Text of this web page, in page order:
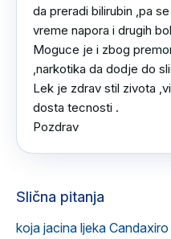
da preradi bilirubin ,pa
vreme napora i drugih
Moguce je i zbog
,narkotika da dodje do
Lek je zdrav stil zivota
dosta tecnosti .
Pozdrav
Slična pitanja
koja jacina ljeka